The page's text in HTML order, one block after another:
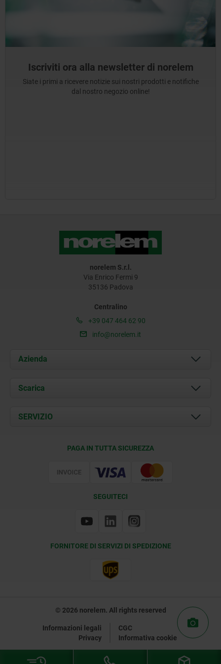
Iscriviti ora alla newsletter di norelem
Siate i primi a ricevere notizie sui nostri prodotti e notifiche
dal nostro negozio online!
norelem S.r.l.
Via Enrico Fermi 9
35136 Padova
Centralino
+39 047 464 62 90
info@norelem.it
Azienda
Chi siamo
Contatti
Scarica
Documents
SERVIZIO
PAGA IN TUTTA SICUREZZA
SEGUITECI
FORNITORE DI SERVIZI DI SPEDIZIONE
© 2026 norelem. All rights reserved
Informazioni legali
CGC
Privacy
Informativa cookie